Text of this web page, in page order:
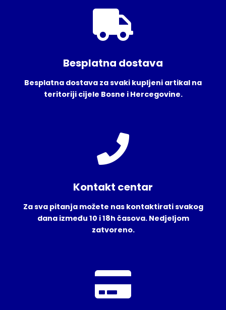
Besplatna dostava
Besplatna dostava za svaki kupljeni artikal na
teritoriji cijele Bosne i Hercegovine.
Kontakt centar
Za sva pitanja možete nas kontaktirati svakog
dana između 10 i 18h časova. Nedjeljom
zatvoreno.